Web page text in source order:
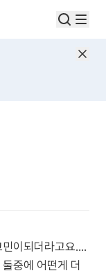
이되더라고요....
중에 어떤게 더